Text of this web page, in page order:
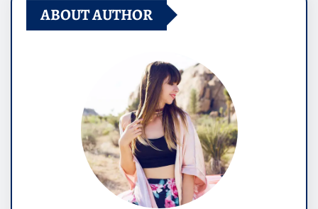
ABOUT AUTHOR